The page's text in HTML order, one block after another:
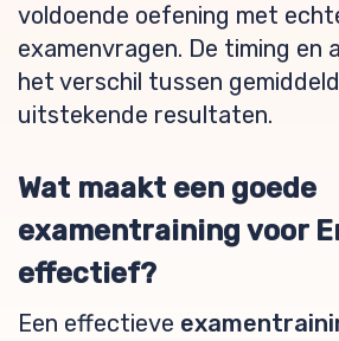
voldoende oefening met
examenvragen. De timing en
het verschil tussen
uitstekende resultaten.
Wat maakt een goede
examentraining voor
effectief?
Een effectieve